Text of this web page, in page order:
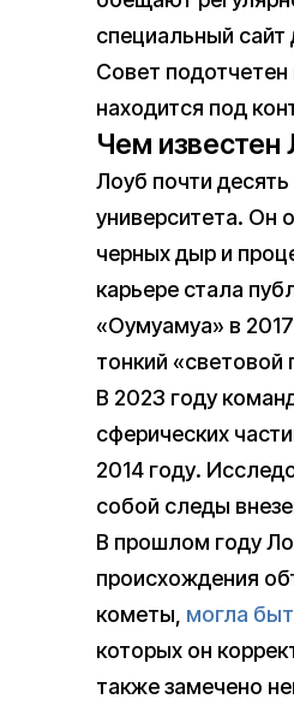
специальный сайт
Совет
находится под
Чем известен
Лоуб почти
университета. Он
черных дыр и
карьере стала
«Оумуамуа» в
тонкий «световой
В 2023 году
сферических
2014 году.
собой следы
В прошлом году
происхождения
кометы, могла
которых он
также замечено